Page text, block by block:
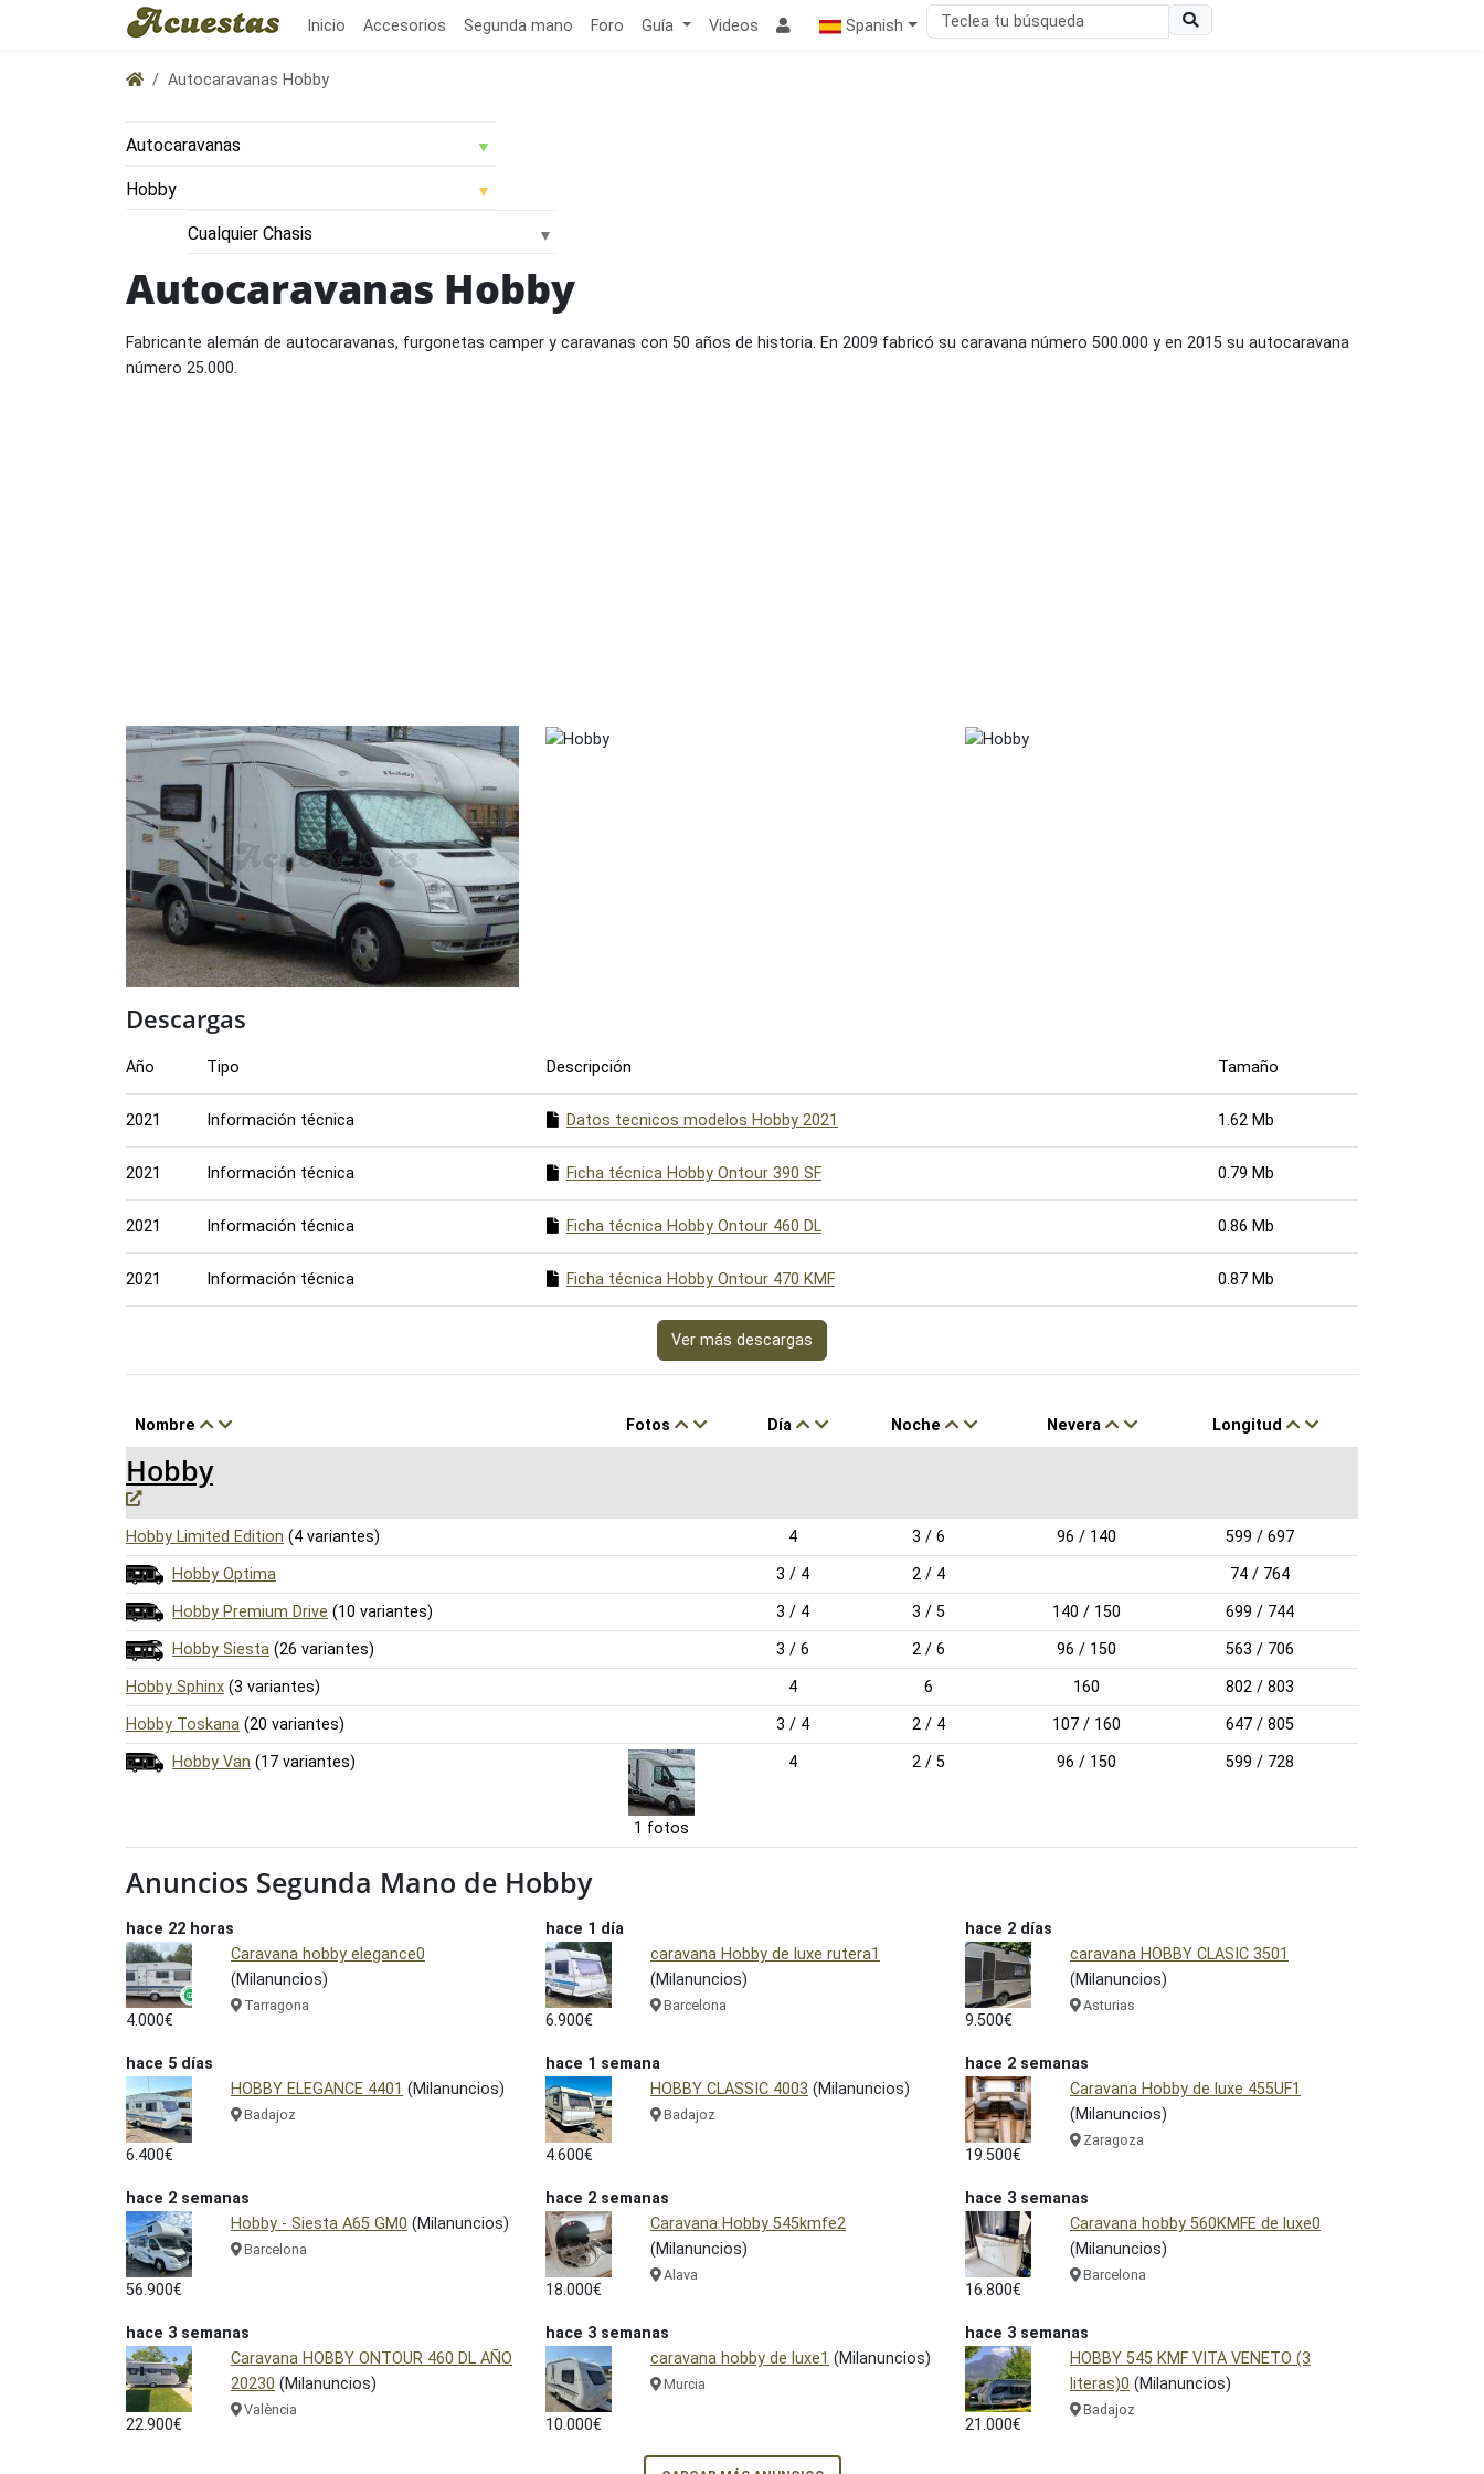
Inicio Accesorios Segunda mano Foro Guía Videos Spanish
Autocaravanas Hobby
Autocaravanas Hobby
Fabricante alemán de autocaravanas, furgonetas camper y caravanas con 50 años de historia. En 2009 fabricó su caravana número 500.000 y en 2015 su autocaravana
número 25.000.
Descargas
Año Tipo Descripción Tamaño
2021 Información técnica Datos tecnicos modelos Hobby 2021 1.62 Mb
2021 Información técnica Ficha técnica Hobby Ontour 390 SF 0.79 Mb
2021 Información técnica Ficha técnica Hobby Ontour 460 DL 0.86 Mb
2021 Información técnica Ficha técnica Hobby Ontour 470 KMF 0.87 Mb
Ver más descargas
Nombre Fotos Día Noche Nevera Longitud
Hobby
Hobby Limited Edition (4 variantes) 4 3 / 6 96 / 140
599 / 697
Hobby Optima
3 / 4 2 / 4
74 / 764
Hobby Premium Drive (10 variantes) 3 / 4 3 / 5 140 / 150
699 / 744
Hobby Siesta (26 variantes) 3 / 6 2 / 6 96 / 150
563 / 706
Hobby Sphinx (3 variantes) 4 6 160
802 / 803
Hobby Toskana (20 variantes) 3 / 4 2 / 4 107 / 160
647 / 805
Hobby Van (17 variantes)
1 fotos
4 2 / 5 96 / 150 599 / 728
Anuncios Segunda Mano de Hobby
hace 22 horas
4.000€
Caravana hobby elegance0
(Milanuncios)
Tarragona
hace 1 día
6.900€
caravana Hobby de luxe rutera1
(Milanuncios)
Barcelona
hace 2 días
9.500€
caravana HOBBY CLASIC 3501
(Milanuncios)
Asturias
hace 5 días
6.400€
HOBBY ELEGANCE 4401 (Milanuncios)
Badajoz
hace 1 semana
4.600€
HOBBY CLASSIC 4003 (Milanuncios)
Badajoz
hace 2 semanas
19.500€
Caravana Hobby de luxe 455UF1
(Milanuncios)
Zaragoza
hace 2 semanas
56.900€
Hobby - Siesta A65 GM0 (Milanuncios)
Barcelona
hace 2 semanas
18.000€
Caravana Hobby 545kmfe2
(Milanuncios)
Alava
hace 3 semanas
16.800€
Caravana hobby 560KMFE de luxe0
(Milanuncios)
Barcelona
hace 3 semanas
22.900€
Caravana HOBBY ONTOUR 460 DL AÑO
20230 (Milanuncios)
València
hace 3 semanas
10.000€
caravana hobby de luxe1 (Milanuncios)
Murcia
hace 3 semanas
21.000€
HOBBY 545 KMF VITA VENETO (3
literas)0 (Milanuncios)
Badajoz